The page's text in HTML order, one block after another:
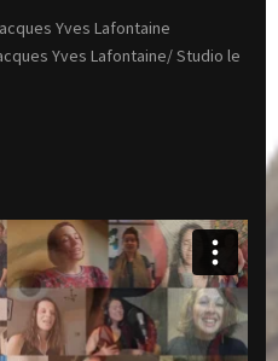
Yves Lafontaine
Yves Lafontaine/ Studio le